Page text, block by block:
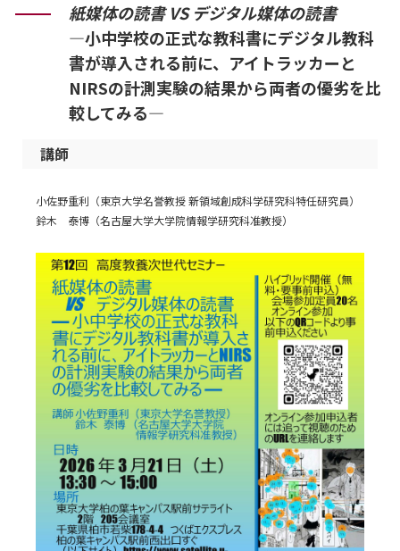
紙媒体の読書 VS デジタル媒体の読書
—小中学校の正式な教科書にデジタル教科
書が導入される前に、アイトラッカーと
NIRSの計測実験の結果から両者の優劣を比
較してみる—
講師
小佐野重利（東京大学名誉教授 新領域創成科学研究科特任研究員）
鈴木 泰博（名古屋大学大学院情報学研究科准教授）